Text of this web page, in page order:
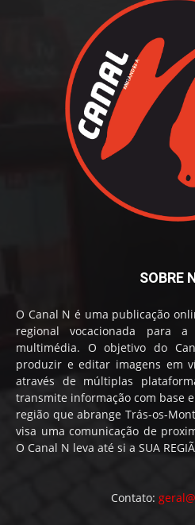
SOBRE
O Canal N é uma publicação
regional vocacionada para
multimédia. O objetivo do
produzir e editar imagens em
através de múltiplas
transmite informação com base
região que abrange Trás-os-
visa uma comunicação de
O Canal N leva até si a SUA
Contato: